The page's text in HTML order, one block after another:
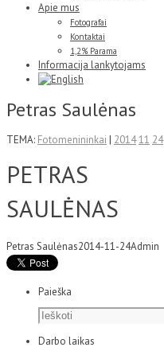
Apie mus
Fotografai
Kontaktai
1,2% Parama
Informacija lankytojams
Petras Saulėnas
TEMA: Fotomenininkai | 201411 24
PETRAS
SAULĖNAS
Petras Saulėnas2014-11-24Admin
Paieška
Darbo laikas